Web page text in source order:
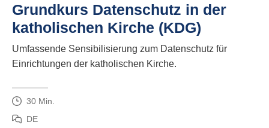
Grundkurs Datenschutz in der
katholischen Kirche (KDG)
Umfassende Sensibilisierung zum Datenschutz für
Einrichtungen der katholischen Kirche.
30 Min.
DE